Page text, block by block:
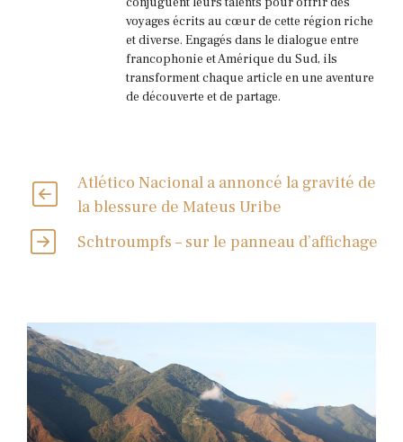
voyages écrits au cœur de cette région riche
et diverse. Engagés dans le dialogue entre
francophonie et Amérique du Sud, ils
transforment chaque article en une aventure
de découverte et de partage.
Atlético Nacional a annoncé la gravité de
la blessure de Mateus Uribe
Schtroumpfs – sur le panneau d’affichage